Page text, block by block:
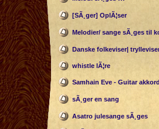
[SÃ¸ger] OplÃ¦ser
Melodier/ sange sÃ¸ges til
Danske folkeviser|
whistle lÃ¦re
Samhain Eve - Guitar
sÃ¸ger en sang
Asatro julesange sÃ¸ges